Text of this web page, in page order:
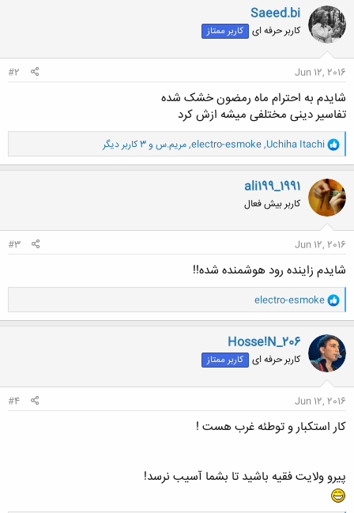
Saeed.bi
کاربر حرفه ای کاربر ممتاز
Jun 12, 2016
#2
شایدم به احترام ماه رمضون خشک شده
تفاسیر دینی مختلفی میشه ازش کرد
و
ا
ک
ن
ش
ه
ا
Uchiha Itachi
,
electro-esmoke
,مریم.س و 3 کاربر دیگر
ali199_1991
کاربر بیش فعال
Jun 12, 2016
#3
شایدم زاینده رود هوشمنده شده!!
و
ا
ک
ن
ش
ه
ا
electro-esmoke
Hosse!N_206
کاربر حرفه ای کاربر ممتاز
Jun 12, 2016
#4
کار استکبار و توطئه غرب هست !
پیرو ولایت فقیه باشید تا بشما آسیب نرسد!